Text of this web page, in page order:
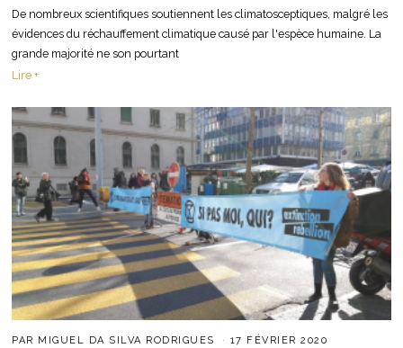
De nombreux scientifiques soutiennent les climatosceptiques, malgré les
évidences du réchauffement climatique causé par l'espèce humaine. La
grande majorité ne son pourtant
Lire +
PAR MIGUEL DA SILVA RODRIGUES 17 FÉVRIER 2020